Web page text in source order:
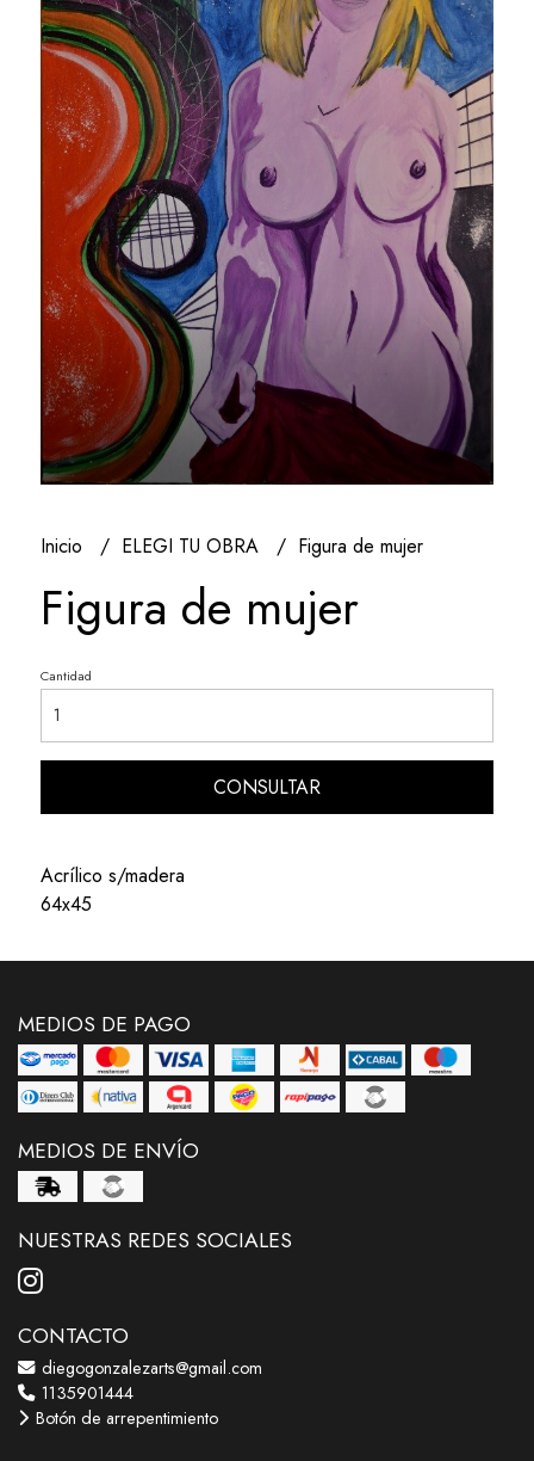
Inicio ELEGI TU OBRA Figura de mujer
Figura de mujer
Cantidad
CONSULTAR
Acrílico s/madera
64x45
MEDIOS DE PAGO
MEDIOS DE ENVÍO
NUESTRAS REDES SOCIALES
CONTACTO
diegogonzalezarts@gmail.com
1135901444
Botón de arrepentimiento